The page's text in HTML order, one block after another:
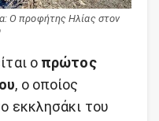
Ο προφήτης Ηλίας στον
ο πρώτος
, ο οποίος
εκκλησάκι του